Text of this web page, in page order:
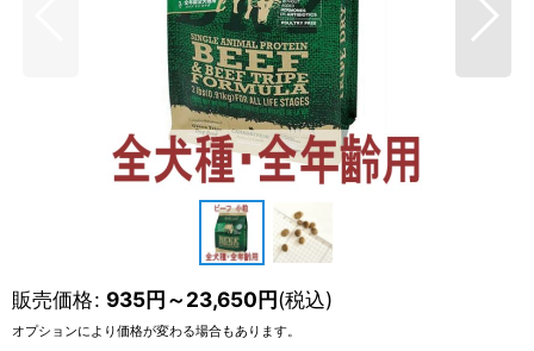
販売価格: 935円～23,650円(税込)
オプションにより価格が変わる場合もあります。